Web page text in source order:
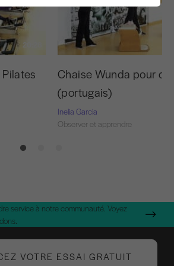
20:28
Chaise Wunda pour
(portugais)
Inelia Garcia
Observer et apprendre
service à notre communauté. Voyez
VOTRE ESSAI GRATUIT